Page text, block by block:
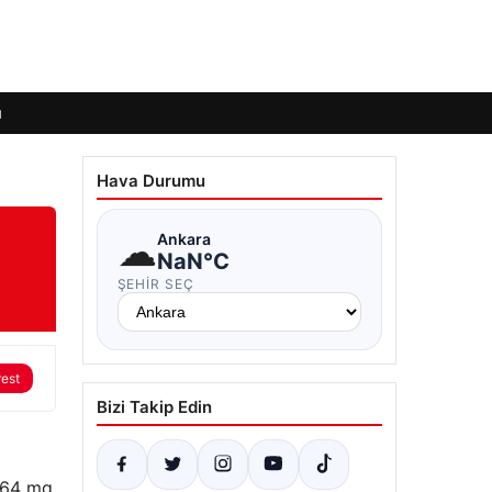
mg
Hava Durumu
☁Ankara
NaN°C
ŞEHIR SEÇ
Bizi Takip Edin